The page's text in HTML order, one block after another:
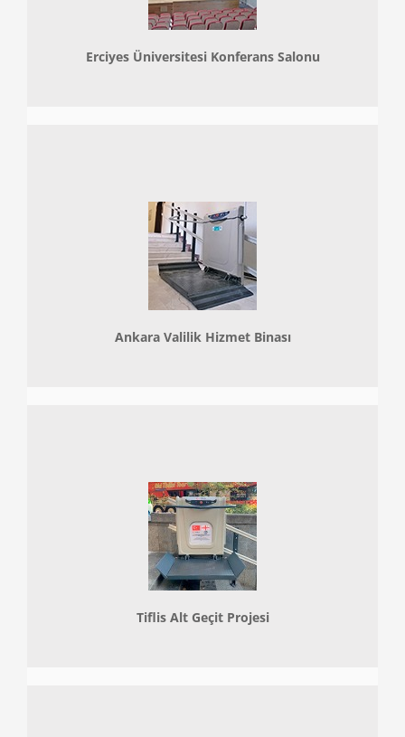
Erciyes Üniversitesi Konferans Salonu
Ankara Valilik Hizmet Binası
Tiflis Alt Geçit Projesi